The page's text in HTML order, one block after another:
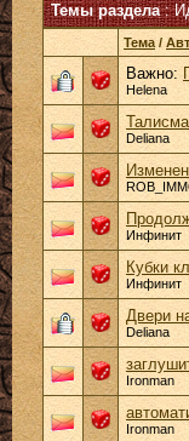
Темы раздела:
Тема /
Важно:
Helena
Deliana
Инфинит
Кубки
Инфинит
Двери
Deliana
Ironman
Ironman